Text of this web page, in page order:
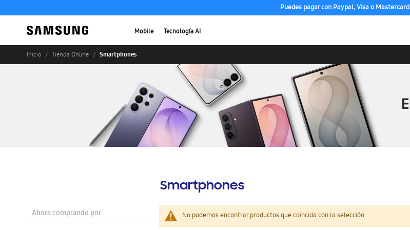
Puedes pagar con Paypal, Visa o Mastercard
Mobile Tecnología AI
Inicio Tienda Online Smartphones
Smartphones
No podemos encontrar productos que coincida con la selección.
Ahora comprando por